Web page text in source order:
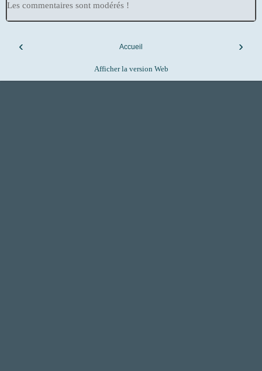
Les commentaires sont modérés !
‹ ›
Accueil
Afficher la version Web